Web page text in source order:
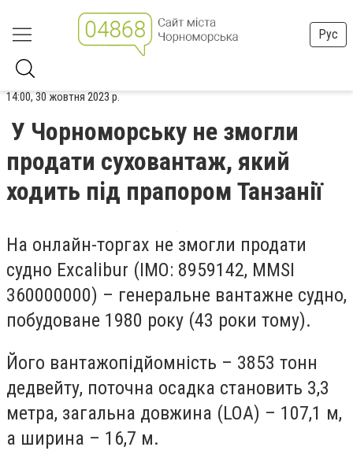
Рус
14:00, 30 жовтня 2023 р.
У Чорноморську не змогли
продати суховантаж, який
ходить під прапором Танзанії
На онлайн-торгах не змогли продати
судно Excalibur (IMO: 8959142, MMSI
360000000) – генеральне вантажне судно,
побудоване 1980 року (43 роки тому).
Його вантажопідйомність – 3853 тонн
дедвейту, поточна осадка становить 3,3
метра, загальна довжина (LOA) – 107,1 м,
а ширина – 16,7 м.